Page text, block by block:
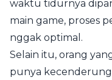
waktu tidurnya
main game, proses
nggak optimal.
Selain itu, orang
punya